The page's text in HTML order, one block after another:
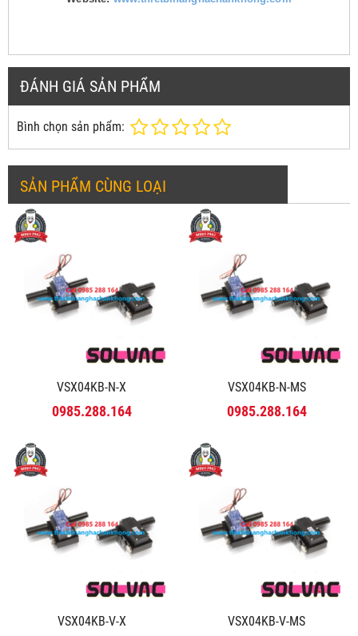
ĐÁNH GIÁ SẢN PHẨM
Bình chọn sản phẩm:
SẢN PHẨM CÙNG LOẠI
VSX04KB-N-X
0985.288.164
VSX04KB-N-MS
0985.288.164
VSX04KB-V-X VSX04KB-V-MS